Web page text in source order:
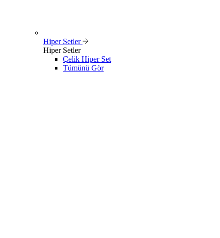
Hiper Setler
Hiper Setler
Çelik Hiper Set
Tümünü Gör